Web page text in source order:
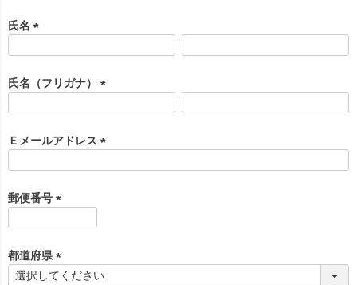
氏名
須
)
氏名（フリガナ）
須
)
Ｅメールアドレス
郵便番号
須
)
都道府県
(